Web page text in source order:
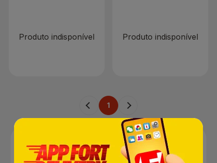
Produto indisponível Produto indisponível
1
Aves – Atacarejo Online